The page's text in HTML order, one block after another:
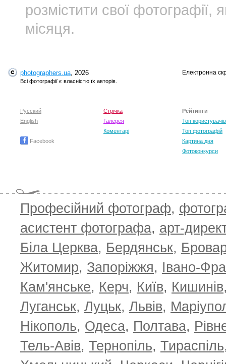
розмістити свої
місяця.
photographers.ua, 2026
Всі фотографії є власністю їх авторів.
Електронна
Русский
English
Facebook
Стрічка
Галерея
Коментарі
Рейтинги
Топ користувачів
Топ фотографій
Картина дня
Фотоконкурси
Професійний фотограф,
асистент фотографа, арт-
Біла Церква, Бердянськ,
Житомир, Запоріжжя, Івано-
Кам'янське, Керч, Київ, Кишинів
Луганськ, Луцьк, Львів,
Нікополь, Одеса, Полтава,
Тель-Авів, Тернопіль, Тираспіль